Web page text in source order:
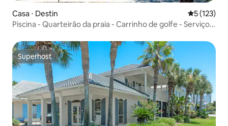
Casa ⋅ Destin 5 de uma
5 (123)
Piscina - Quarteirão da praia - Carrinho de golfe - Serviço
Superhost
Superhost